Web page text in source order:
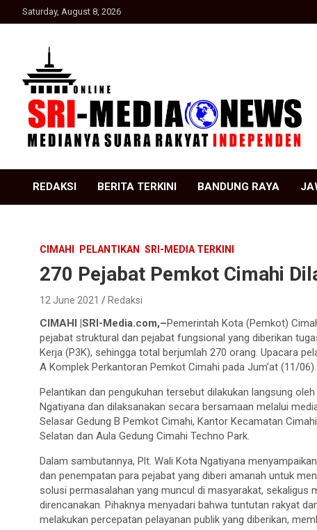
to
Saturday, August 8, 2026
SRI Media news
REDAKSI BERITA TERKINI BANDUNG RAYA
CIMAHI PELANTIKAN SRI-MEDIA TERKINI
270 Pejabat Pemkot Cimahi
12 June 2021 Redaksi
CIMAHI SRI-Media.com,–Pemerintah Kota (Pemkot)
pejabat struktural dan pejabat fungsional yang diberikan
Kerja (P3K), sehingga total berjumlah 270 orang. Upacara
A Komplek Perkantoran Pemkot Cimahi pada Jum’at (11/06).
Pelantikan dan pengukuhan tersebut dilakukan langsung
Ngatiyana dan dilaksanakan secara bersamaan melalui
Selasar Gedung B Pemkot Cimahi, Kantor Kecamatan
Selatan dan Aula Gedung Cimahi Techno Park.
Dalam sambutannya, Plt. Wali Kota Ngatiyana
dan penempatan para pejabat yang diberi amanah untuk
solusi permasalahan yang muncul di masyarakat, sekaligus
direncanakan. Pihaknya menyadari bahwa tuntutan rakyat
melakukan percepatan pelayanan publik yang diberikan,